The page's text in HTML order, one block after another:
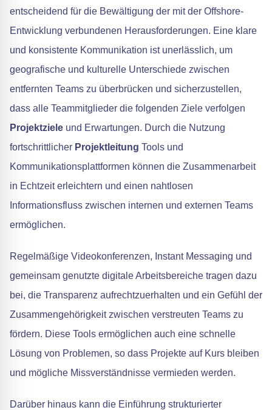
entscheidend für die Bewältigung der mit der Offshore-
Entwicklung verbundenen Herausforderungen. Eine klare
und konsistente Kommunikation ist unerlässlich, um
geografische und kulturelle Unterschiede zwischen
entfernten Teams zu überbrücken und sicherzustellen,
dass alle Teammitglieder die folgenden Ziele verfolgen
Projektziele und Erwartungen. Durch die Nutzung
fortschrittlicher Projektleitung Tools und
Kommunikationsplattformen können die Zusammenarbeit
in Echtzeit erleichtern und einen nahtlosen
Informationsfluss zwischen internen und externen Teams
ermöglichen.
Regelmäßige Videokonferenzen, Instant Messaging und
gemeinsam genutzte digitale Arbeitsbereiche tragen dazu
bei, die Transparenz aufrechtzuerhalten und ein Gefühl der
Zusammengehörigkeit zwischen verstreuten Teams zu
fördern. Diese Tools ermöglichen auch eine schnelle
Lösung von Problemen, so dass Projekte auf Kurs bleiben
und mögliche Missverständnisse vermieden werden.
Darüber hinaus kann die Einführung strukturierter